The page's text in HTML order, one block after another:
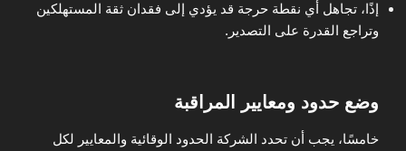
إذًا، تجاهل أي نقطة حرجة قد يؤدي إلى فقدان ثقة المستهلكين
وتراجع القدرة على التصدير.
وضع حدود ومعايير المراقبة
خامسًا، يجب أن تحدد الشركة الحدود الوقائية والمعايير لكل